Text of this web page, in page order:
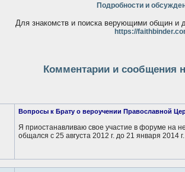
Подробности и
Для знакомств и поиска верующими общин и
https://
Комментарии и сообщения
Вопросы к Брату о вероучении Православной
Я приостанавливаю свое участие в форуме на
общался с 25 августа 2012 г. до 21 января 2014 г.